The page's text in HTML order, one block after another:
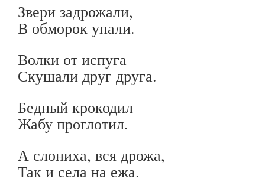
Звери задрожали,
В обморок упали.
Волки от испуга
Скушали друг друга.
Бедный крокодил
Жабу проглотил.
А слониха, вся дрожа,
Так и села на ежа.